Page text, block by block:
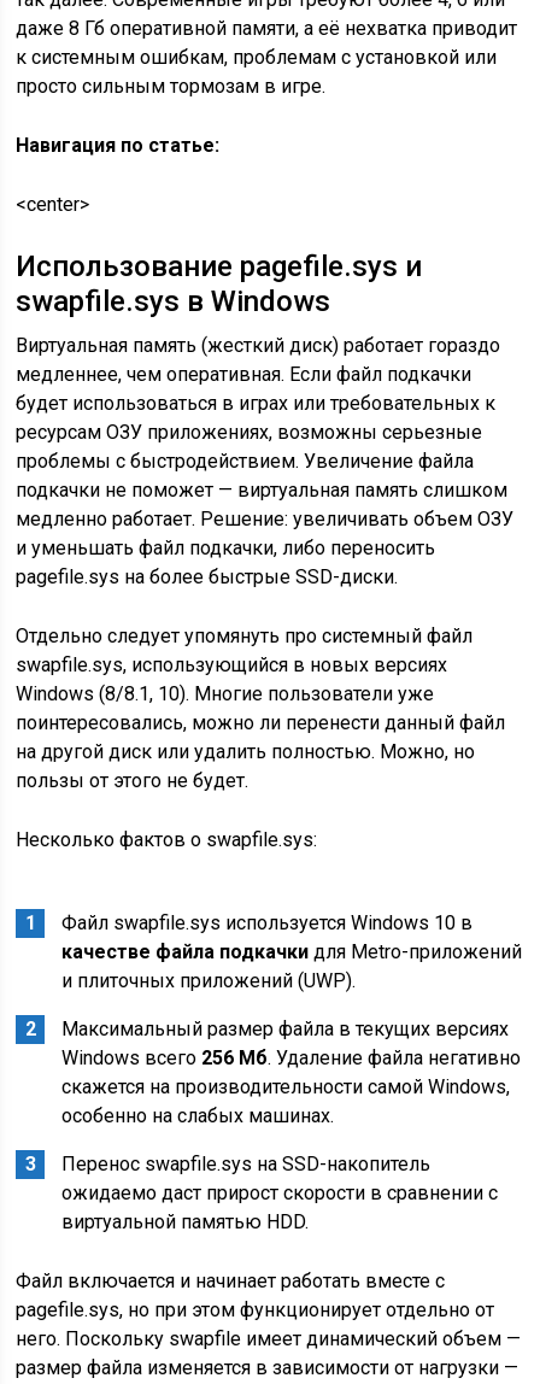
даже 8 Гб оперативной памяти, а её нехватка приводит
к системным ошибкам, проблемам с установкой или
просто сильным тормозам в игре.
Навигация по статье:
<center>
Использование pagefile.sys и
swapfile.sys в Windows
Виртуальная память (жесткий диск) работает гораздо
медленнее, чем оперативная. Если файл подкачки
будет использоваться в играх или требовательных к
ресурсам ОЗУ приложениях, возможны серьезные
проблемы с быстродействием. Увеличение файла
подкачки не поможет — виртуальная память слишком
медленно работает. Решение: увеличивать объем ОЗУ
и уменьшать файл подкачки, либо переносить
pagefile.sys на более быстрые SSD-диски.
Отдельно следует упомянуть про системный файл
swapfile.sys, использующийся в новых версиях
Windows (8/8.1, 10). Многие пользователи уже
поинтересовались, можно ли перенести данный файл
на другой диск или удалить полностью. Можно, но
пользы от этого не будет.
Несколько фактов о swapfile.sys:
Файл swapfile.sys используется Windows 10 в
качестве файла подкачки для Metro-приложений
и плиточных приложений (UWP).
Максимальный размер файла в текущих версиях
Windows всего 256 Мб. Удаление файла негативно
скажется на производительности самой Windows,
особенно на слабых машинах.
Перенос swapfile.sys на SSD-накопитель
ожидаемо даст прирост скорости в сравнении с
виртуальной памятью HDD.
Файл включается и начинает работать вместе с
pagefile.sys, но при этом функционирует отдельно от
него. Поскольку swapfile имеет динамический объем —
размер файла изменяется в зависимости от нагрузки —